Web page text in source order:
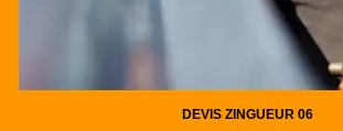
DEVIS ZINGUEUR 06